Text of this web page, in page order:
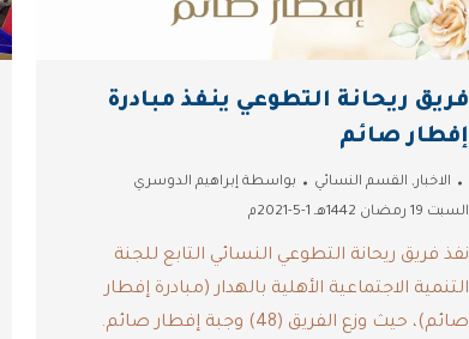
فريق ريحانة التطوعي ينفذ مبادرة
إفطار صائم
الاخبار, القسم النسائي بواسطة إبراهيم الدوسري
السبت 19 رمضان 1442هـ 1-5-2021م
نفذ فريق ريحانة التطوعي النسائي التابع للجنة
التنمية الاجتماعية الأهلية بالهدار (مبادرة إفطار
صائم)، حيث وزع الفريق (48) وجبة إفطار صائم.